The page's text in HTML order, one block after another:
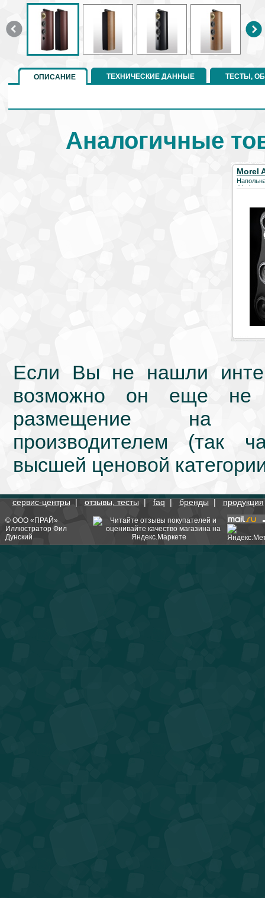
ОПИСАНИЕ ТЕХНИЧЕСКИЕ ДАННЫЕ ТЕСТЫ,
Аналогичные
Morel
44кг)
Если Вы не нашли
возможно он еще не
размещение на
производителем (так
высшей ценовой
сервис-центры|отзывы, тесты|faq|бренды|продукция
© ООО «ПРАЙ»
Иллюстратор Фил
Дунский